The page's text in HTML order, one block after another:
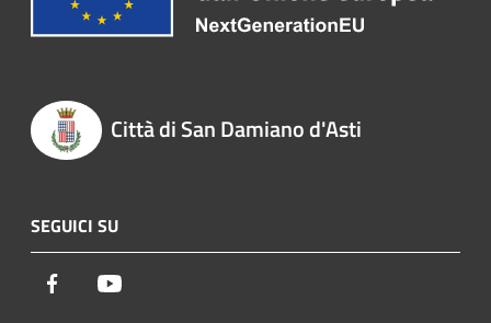
Città di San Damiano d'Asti
SEGUICI SU
Facebook